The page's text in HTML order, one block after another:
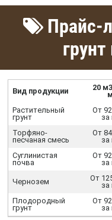
Прайс-
Вид продукции
20
Растительный
грунт
От
за
Торфяно-
песчаная смесь
От
за
Суглинистая
почва
От
за
Чернозем
От
за
Плодородный
грунт
От
за